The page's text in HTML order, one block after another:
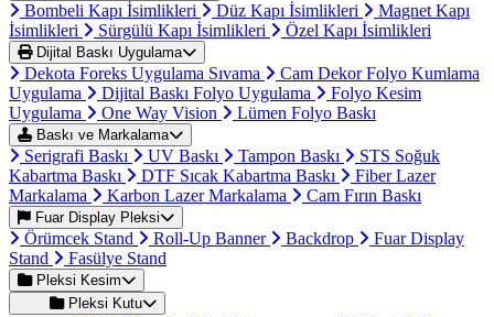
Bombeli Kapı İsimlikleri Düz Kapı İsimlikleri
Magnet Kapı
İsimlikleri
Sürgülü Kapı İsimlikleri Özel Kapı İsimlikleri
Dijital Baskı Uygulama
Dekota Foreks Uygulama Sıvama
Cam Dekor Folyo Kumlama
Uygulama
Dijital Baskı Folyo Uygulama
Folyo Kesim
Uygulama
One Way Vision Lümen Folyo Baskı
Baskı ve Markalama
Serigrafi Baskı UV Baskı Tampon Baskı
STS Soğuk
Kabartma Baskı
DTF Sıcak Kabartma Baskı
Fiber Lazer
Markalama
Karbon Lazer Markalama Cam Fırın Baskı
Fuar Display Pleksi
Örümcek Stand Roll-Up Banner Backdrop
Fuar Display
Stand
Fasülye Stand
Pleksi Kesim
Pleksi Kutu